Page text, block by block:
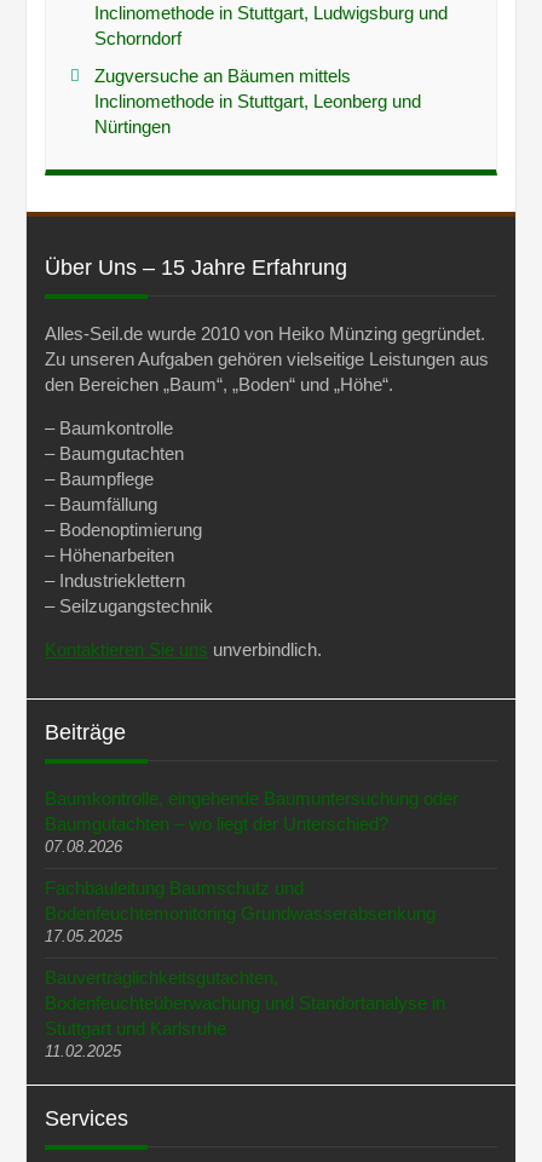
Inclinomethode in Stuttgart, Ludwigsburg und
Schorndorf
Zugversuche an Bäumen mittels
Inclinomethode in Stuttgart, Leonberg und
Nürtingen
Über Uns – 15 Jahre Erfahrung
Alles-Seil.de wurde 2010 von Heiko Münzing gegründet.
Zu unseren Aufgaben gehören vielseitige Leistungen aus
den Bereichen „Baum“, „Boden“ und „Höhe“.
– Baumkontrolle
– Baumgutachten
– Baumpflege
– Baumfällung
– Bodenoptimierung
– Höhenarbeiten
– Industrieklettern
– Seilzugangstechnik
Kontaktieren Sie uns unverbindlich.
Beiträge
Baumkontrolle, eingehende Baumuntersuchung oder
Baumgutachten – wo liegt der Unterschied?
07.08.2026
Fachbauleitung Baumschutz und
Bodenfeuchtemonitoring Grundwasserabsenkung
17.05.2025
Bauverträglichkeitsgutachten,
Bodenfeuchteüberwachung und Standortanalyse in
Stuttgart und Karlsruhe
11.02.2025
Services